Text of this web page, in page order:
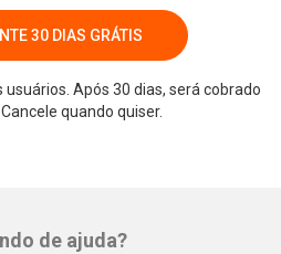
30 DIAS GRÁTIS
Após 30 dias, será cobrado
quando quiser.
de ajuda?